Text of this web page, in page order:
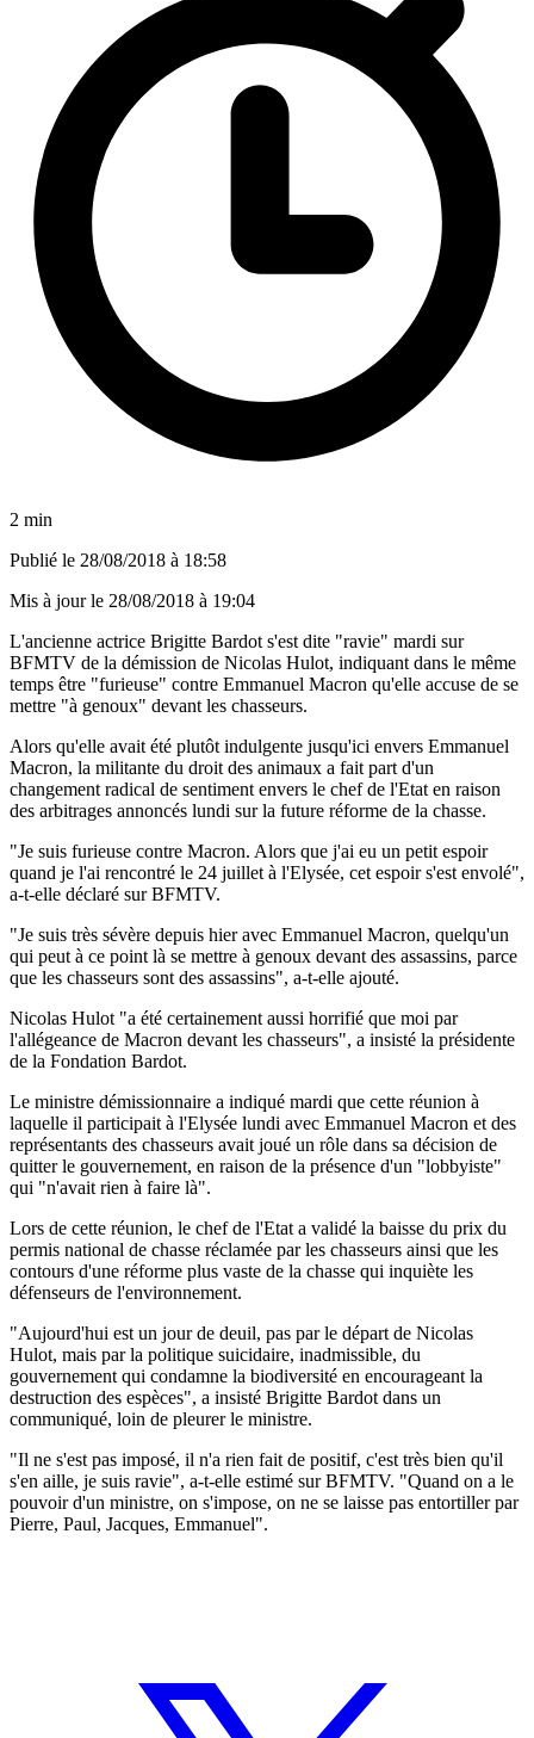
2 min
Publié le 28/08/2018 à 18:58
Mis à jour le 28/08/2018 à 19:04
L'ancienne actrice Brigitte Bardot s'est dite "ravie" mardi sur
BFMTV de la démission de Nicolas Hulot, indiquant dans le même
temps être "furieuse" contre Emmanuel Macron qu'elle accuse de se
mettre "à genoux" devant les chasseurs.
Alors qu'elle avait été plutôt indulgente jusqu'ici envers Emmanuel
Macron, la militante du droit des animaux a fait part d'un
changement radical de sentiment envers le chef de l'Etat en raison
des arbitrages annoncés lundi sur la future réforme de la chasse.
"Je suis furieuse contre Macron. Alors que j'ai eu un petit espoir
quand je l'ai rencontré le 24 juillet à l'Elysée, cet espoir s'est envolé",
a-t-elle déclaré sur BFMTV.
"Je suis très sévère depuis hier avec Emmanuel Macron, quelqu'un
qui peut à ce point là se mettre à genoux devant des assassins, parce
que les chasseurs sont des assassins", a-t-elle ajouté.
Nicolas Hulot "a été certainement aussi horrifié que moi par
l'allégeance de Macron devant les chasseurs", a insisté la présidente
de la Fondation Bardot.
Le ministre démissionnaire a indiqué mardi que cette réunion à
laquelle il participait à l'Elysée lundi avec Emmanuel Macron et des
représentants des chasseurs avait joué un rôle dans sa décision de
quitter le gouvernement, en raison de la présence d'un "lobbyiste"
qui "n'avait rien à faire là".
Lors de cette réunion, le chef de l'Etat a validé la baisse du prix du
permis national de chasse réclamée par les chasseurs ainsi que les
contours d'une réforme plus vaste de la chasse qui inquiète les
défenseurs de l'environnement.
"Aujourd'hui est un jour de deuil, pas par le départ de Nicolas
Hulot, mais par la politique suicidaire, inadmissible, du
gouvernement qui condamne la biodiversité en encourageant la
destruction des espèces", a insisté Brigitte Bardot dans un
communiqué, loin de pleurer le ministre.
"Il ne s'est pas imposé, il n'a rien fait de positif, c'est très bien qu'il
s'en aille, je suis ravie", a-t-elle estimé sur BFMTV. "Quand on a le
pouvoir d'un ministre, on s'impose, on ne se laisse pas entortiller par
Pierre, Paul, Jacques, Emmanuel".